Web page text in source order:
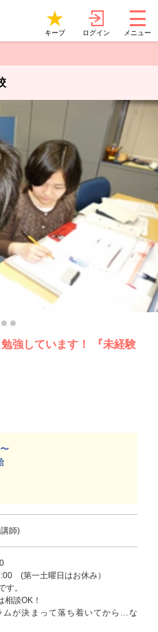
キープ ログイン メニュー
強しています！ 『未経験
〜
師)
(第一土曜日はお休み）
す。
相談OK！
ムが決まって落ち着いてから…な